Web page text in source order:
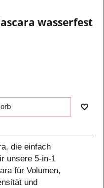
wasserfest
die einfach
unsere 5-in-1
für Volumen,
und